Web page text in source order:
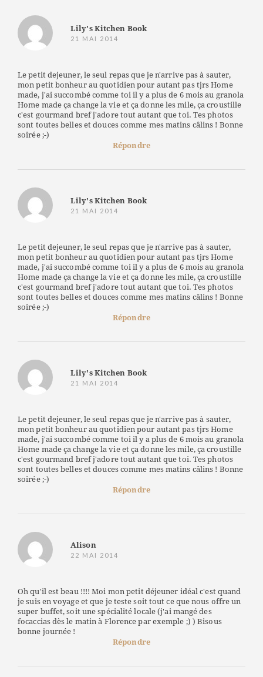
Lily's Kitchen Book
21 MAI 2014
Le petit dejeuner, le seul repas que je n'arrive pas à sauter,
mon petit bonheur au quotidien pour autant pas tjrs Home
made, j'ai succombé comme toi il y a plus de 6 mois au granola
Home made ça change la vie et ça donne les mile, ça croustille
c'est gourmand bref j'adore tout autant que toi. Tes photos
sont toutes belles et douces comme mes matins câlins ! Bonne
soirée ;-)
Répondre
Lily's Kitchen Book
21 MAI 2014
Le petit dejeuner, le seul repas que je n'arrive pas à sauter,
mon petit bonheur au quotidien pour autant pas tjrs Home
made, j'ai succombé comme toi il y a plus de 6 mois au granola
Home made ça change la vie et ça donne les mile, ça croustille
c'est gourmand bref j'adore tout autant que toi. Tes photos
sont toutes belles et douces comme mes matins câlins ! Bonne
soirée ;-)
Répondre
Lily's Kitchen Book
21 MAI 2014
Le petit dejeuner, le seul repas que je n'arrive pas à sauter,
mon petit bonheur au quotidien pour autant pas tjrs Home
made, j'ai succombé comme toi il y a plus de 6 mois au granola
Home made ça change la vie et ça donne les mile, ça croustille
c'est gourmand bref j'adore tout autant que toi. Tes photos
sont toutes belles et douces comme mes matins câlins ! Bonne
soirée ;-)
Répondre
Alison
22 MAI 2014
Oh qu'il est beau !!!! Moi mon petit déjeuner idéal c'est quand
je suis en voyage et que je teste soit tout ce que nous offre un
super buffet, soit une spécialité locale (j'ai mangé des
focaccias dès le matin à Florence par exemple ;) ) Bisous
bonne journée !
Répondre